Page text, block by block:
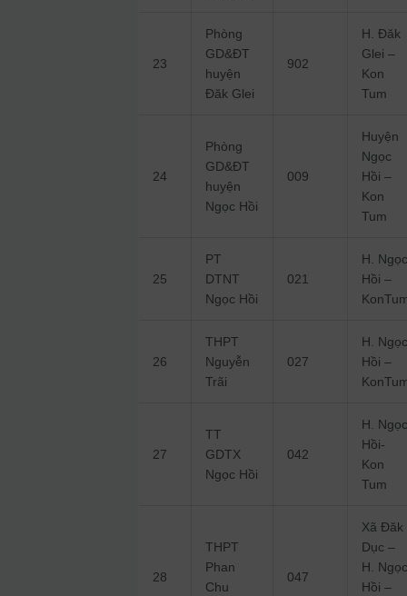
23
Phòng
GD&ĐT
huyện
Đăk Glei
902
H. Đăk
Glei –
Kon
Tum
24
Phòng
GD&ĐT
huyện
Ngọc Hồi
009
Huyện
Ngọc
Hồi –
Kon
Tum
25
PT
DTNT
Ngọc Hồi
021
H.
Hồi –
26
THPT
Nguyễn
Trãi
027
H.
Hồi –
27
TT
GDTX
Ngọc Hồi
042
H.
Hồi-
Kon
Tum
28
THPT
Phan
Chu
047
Xã Đăk
Dục –
H.
Hồi –